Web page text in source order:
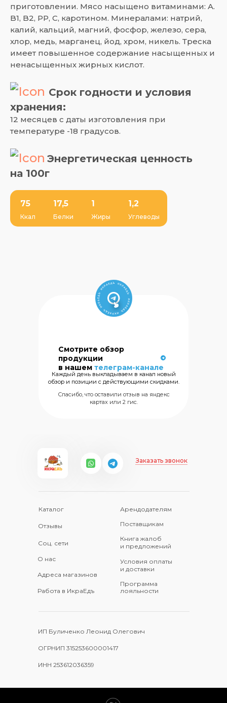
приготовлении. Мясо насыщено витаминами: A.
B1, B2, PP, C, каротином. Минералами: натрий,
калий, кальций, магний, фосфор, железо, сера,
хлор, медь, марганец, йод, хром, никель. Треска
имеет повышенное содержание насыщенных и
ненасыщенных жирных кислот.
Срок годности и условия
хранения:
12 месяцев с даты изготовления при
температуре -18 градусов.
Энергетическая ценность
на 100г
75
Ккал
17,5
Белки
1
Жиры
1,2
Углеводы
Каждый день выкладываем в канал новый
обзор и позиции с действующими скидками.
Спасибо, что оставили отзыв на яндекс
картах или 2 гис.
Смотрите обзор
продукции
в нашем телеграм-канале
Каталог
Соц. сети
Отзывы
О нас
Адреса магазинов
Арендодателям
Работа в ИкраЕдъ
Книга жалоб
и предложений
ИП Буличенко Леонид Олегович
ИНН 253612036359
ОГРНИП 315253600001417
Сеть магазинов
морских
деликатесов
Заказать звонок
Условия оплаты
и доставки
Программа
лояльности
Поставщикам